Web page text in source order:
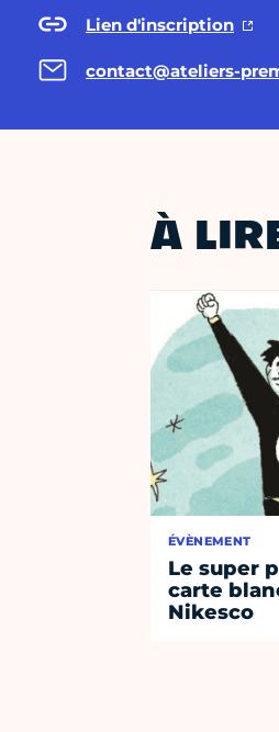
Lien d'inscription
À
ÉVÈNEMENT
Le super
carte
Nikesco